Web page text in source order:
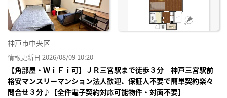
神戸市中央区
情報更新日 2026/08/09 10:20
【角部屋・ＷｉＦｉ可】ＪＲ三宮駅まで徒歩３分 神戸三宮駅前
格安マンスリーマンション法人歓迎、保証人不要で簡単契約楽々
問合せ３分♪【全件電子契約対応可能物件・対面不要】